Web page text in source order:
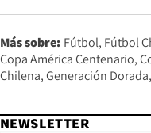
Más sobre: Fútbol Fútbol
Copa América Centenario
Chilena Generación Dorada
NEWSLETTER